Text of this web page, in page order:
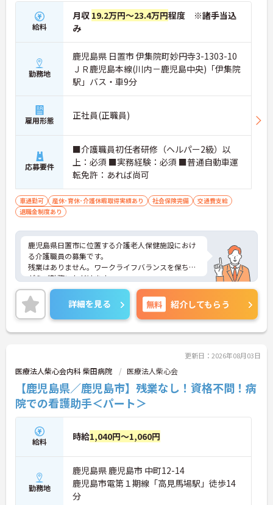
給料
月収 19.2万円～23.4万円程度 ※諸手当込
み
勤務地
鹿児島県 日置市 伊集院町妙円寺3-1303-10
ＪＲ鹿児島本線(川内－鹿児島中央)「伊集院
駅」バス・車9分
雇用形態 正社員(正職員)
応募要件
■介護職員初任者研修（ヘルパー2級）以
上：必須 ■実務経験：必須 ■普通自動車運
転免許：あれば尚可
車通勤可 産休･育休･介護休暇取得実績あり 社会保険完備
交通費支給
退職金制度あり
鹿児島県日置市に位置する介護老人保健施設におけ
る介護職員の募集です。
残業はありません。ワークライフバランスを保ちな
がらご勤務いただけます。
ご興味のある方には、面接対策ポイントなど、さら
に詳細をご案内しますのでお気軽にご相談くださ
い！
詳細を見る 無料 紹介してもらう
更新日：2026年08月03日
医療法人柴心会内科 柴田病院 医療法人柴心会
【鹿児島県／鹿児島市】残業なし！資格不問！病
院での看護助手＜パート＞
給料 時給1,040円～1,060円
勤務地
鹿児島県 鹿児島市 中町12-14
鹿児島市電第１期線「高見馬場駅」徒歩14
分